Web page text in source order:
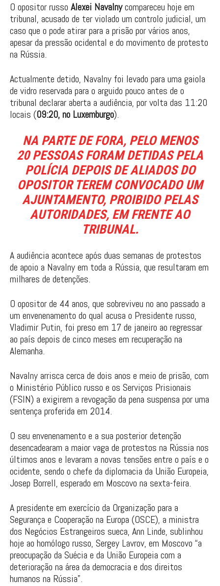
O opositor russo Alexei Navalnycompareceu hoje em
tribunal, acusado de ter violado um controlo judicial, um
caso que o pode atirar para a prisão por vários anos,
apesar da pressão ocidental e do movimento de protesto
na Rússia.
Actualmente detido, Navalny foi levado para uma gaiola
de vidro reservada para o arguido pouco antes de o
tribunal declarar aberta a audiência, por volta das 11:20
locais (09:20, no Luxemburgo).
NA PARTE DE FORA, PELO MENOS
20 PESSOAS FORAM DETIDAS PELA
POLÍCIA DEPOIS DE ALIADOS DO
OPOSITOR TEREM CONVOCADO UM
AJUNTAMENTO, PROIBIDO PELAS
AUTORIDADES, EM FRENTE AO
TRIBUNAL.
A audiência acontece após duas semanas de protestos
de apoio a Navalny em toda a Rússia, que resultaram em
milhares de detenções.
O opositor de 44 anos, que sobreviveu no ano passado a
um envenenamento do qual acusa o Presidente russo,
Vladimir Putin, foi preso em 17 de janeiro ao regressar
ao país depois de cinco meses em recuperação na
Alemanha.
Navalny arrisca cerca de dois anos e meio de prisão, com
o Ministério Público russo e os Serviços Prisionais
(FSIN) a exigirem a revogação da pena suspensa por uma
sentença proferida em 2014.
O seu envenenamento e a sua posterior detenção
desencadearam a maior vaga de protestos na Rússia nos
últimos anos e levaram a novas tensões entre o país e o
ocidente, sendo o chefe da diplomacia da União Europeia,
Josep Borrell, esperado em Moscovo na sexta-feira.
A presidente em exercício da Organização para a
Segurança e Cooperação na Europa (OSCE), a ministra
dos Negócios Estrangeiros sueca, Ann Linde, sublinhou
hoje ao homólogo russo, Sergey Lavrov, em Moscovo “a
preocupação da Suécia e da União Europeia com a
deterioração na área da democracia e dos direitos
humanos na Rússia”.